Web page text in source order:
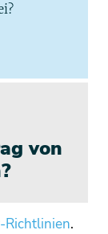
von
Richtlinien.